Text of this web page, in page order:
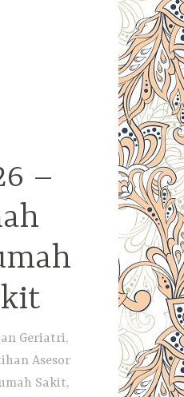
–
Geriatri,
Asesor
Sakit,